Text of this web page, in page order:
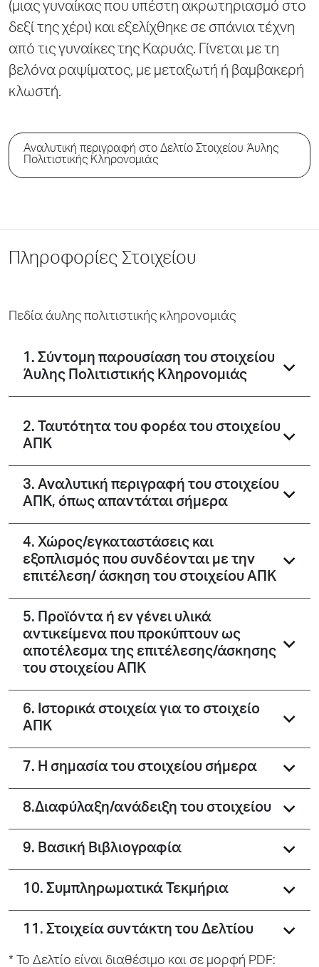
(μιας γυναίκας που υπέστη ακρωτηριασμό στο
δεξί της χέρι) και εξελίχθηκε σε σπάνια τέχνη
από τις γυναίκες της Καρυάς. Γίνεται με τη
βελόνα ραψίματος, με μεταξωτή ή βαμβακερή
κλωστή.
Αναλυτική περιγραφή στο Δελτίο Στοιχείου Άυλης
Πολιτιστικής Κληρονομιάς
Πληροφορίες Στοιχείου
Πεδία άυλης πολιτιστικής κληρονομιάς
1. Σύντομη παρουσίαση του στοιχείου
Άυλης Πολιτιστικής Κληρονομιάς
2. Ταυτότητα του φορέα του στοιχείου
ΑΠΚ
3. Αναλυτική περιγραφή του στοιχείου
ΑΠΚ, όπως απαντάται σήμερα
4. Χώρος/εγκαταστάσεις και
εξοπλισμός που συνδέονται με την
επιτέλεση/ άσκηση του στοιχείου ΑΠΚ
5. Προϊόντα ή εν γένει υλικά
αντικείμενα που προκύπτουν ως
αποτέλεσμα της επιτέλεσης/άσκησης
του στοιχείου ΑΠΚ
6. Ιστορικά στοιχεία για το στοιχείο
ΑΠΚ
7. Η σημασία του στοιχείου σήμερα
8.Διαφύλαξη/ανάδειξη του στοιχείου
9. Βασική Βιβλιογραφία
10. Συμπληρωματικά Τεκμήρια
11. Στοιχεία συντάκτη του Δελτίου
* To Δελτίο είναι διαθέσιμο και σε μορφή PDF: